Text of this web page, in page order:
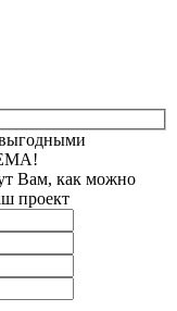
Вам, как можно
проект